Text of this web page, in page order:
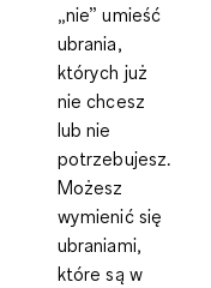
„nie” umieść
ubrania,
których już
nie chcesz
lub nie
potrzebujesz.
Możesz
wymienić się
ubraniami,
które są w